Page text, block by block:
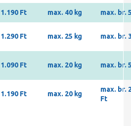
1.190 Ft max. 40 kg max. br.
1.290 Ft max. 25 kg max. br.
1.090 Ft max. 20 kg max. br.
1.190 Ft max. 20 kg
max. br.
Ft